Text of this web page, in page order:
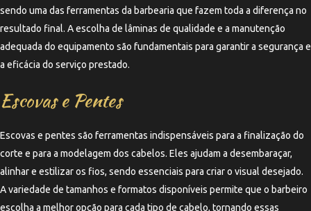
sendo uma das ferramentas da barbearia que fazem toda a diferença no
resultado final. A escolha de lâminas de qualidade e a manutenção
adequada do equipamento são fundamentais para garantir a segurança e
a eficácia do serviço prestado.
Escovas e Pentes
Escovas e pentes são ferramentas indispensáveis para a finalização do
corte e para a modelagem dos cabelos. Eles ajudam a desembaraçar,
alinhar e estilizar os fios, sendo essenciais para criar o visual desejado.
A variedade de tamanhos e formatos disponíveis permite que o barbeiro
escolha a melhor opção para cada tipo de cabelo, tornando essas